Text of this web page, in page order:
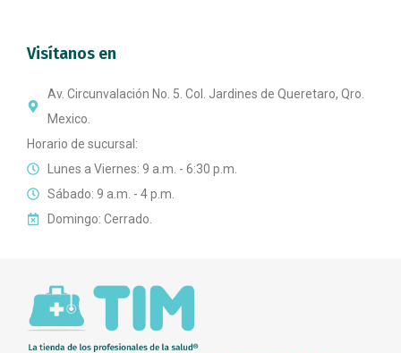
Visítanos en
Av. Circunvalación No. 5. Col. Jardines de Queretaro, Qro.
Mexico.
Horario de sucursal:
Lunes a Viernes: 9 a.m. - 6:30 p.m.
Sábado: 9 a.m. - 4 p.m.
Domingo: Cerrado.